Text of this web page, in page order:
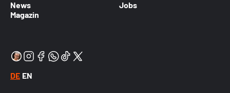
News
Magazin
Jobs
DE EN